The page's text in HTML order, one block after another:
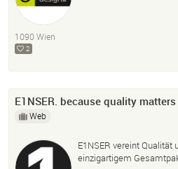
1090 Wien
2
E1NSER. because quality matters
Web
E1NSER vereint
einzigartigem